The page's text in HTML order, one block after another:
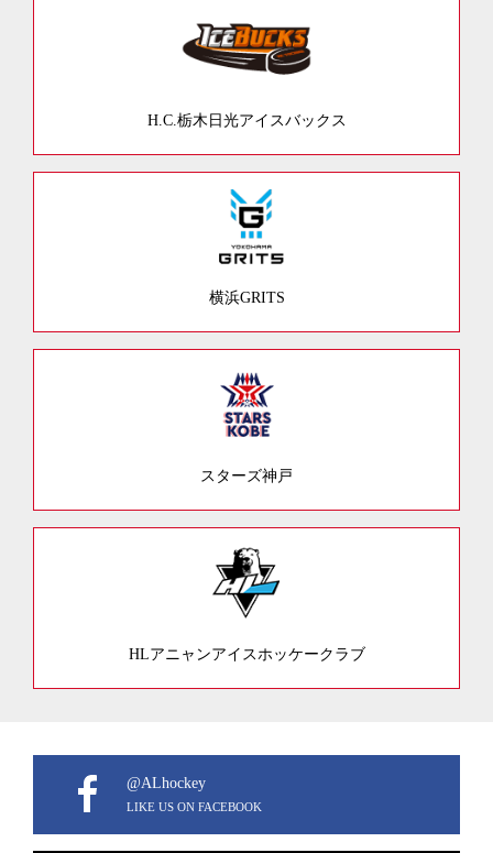
H.C.栃木日光アイスバックス
横浜GRITS
スターズ神戸
HLアニャンアイスホッケークラブ
@ALhockey
LIKE US ON FACEBOOK